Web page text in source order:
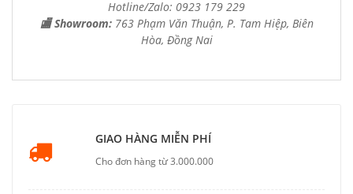
Hotline/Zalo: 0923 179 229
🏬 Showroom: 763 Phạm Văn Thuận, P. Tam Hiệp, Biên
Hòa, Đồng Nai
GIAO HÀNG MIỄN PHÍ
Cho đơn hàng từ 3.000.000